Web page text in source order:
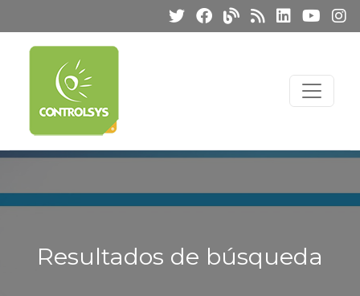
Resultados de búsqueda